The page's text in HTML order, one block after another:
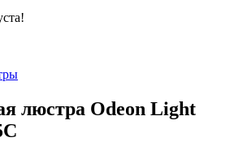
люстра Odeon Light